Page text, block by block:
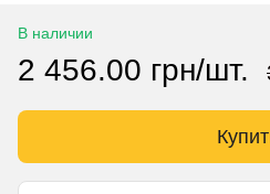
В наличии
2 456.00 грн/шт.